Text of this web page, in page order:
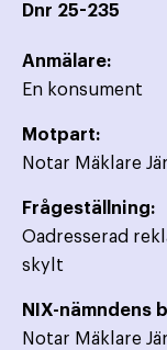
Dnr 25-235
Anmälare:
En konsument
Motpart:
Notar Mäklare
Frågeställning:
Oadresserad
skylt
NIX-nämndens
Notar Mäklare